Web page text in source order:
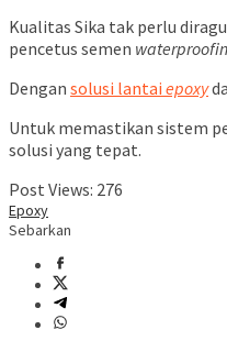
Kualitas Sika tak perlu
pencetus semen
Dengan solusi lantai epoxy
Untuk memastikan sistem
solusi yang tepat.
Post Views: 276
Epoxy
Sebarkan